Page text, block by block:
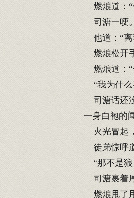
燃烺道：“
司溏一哽。
他道：“离
燃烺松开
燃烺道：“
“我为什
司溏话还
一身白袍的
火光冒起
徒弟惊呼
“那不是狼
司溏裹着
燃烺甩了